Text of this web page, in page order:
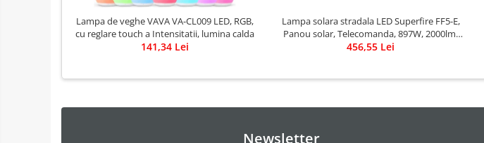
Lampa de veghe VAVA VA-CL009 LED, RGB,
cu reglare touch a Intensitatii, lumina calda
141,34 Lei
Lampa solara stradala LED Superfire FF5-E,
Panou solar, Telecomanda, 897W, 2000lm,
20000mAh
456,55 Lei
Newsletter